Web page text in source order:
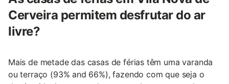
Cerveira permitem desfrutar do ar
livre?
Mais de metade das casas de férias têm uma varanda
ou terraço (93% and 66%), fazendo com que seja o